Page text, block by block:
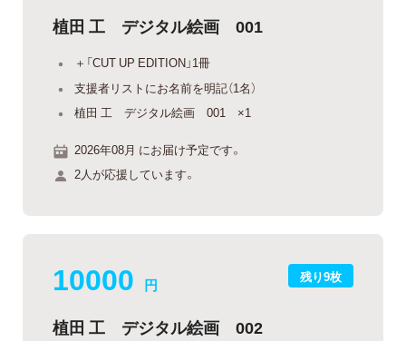
植田 工 デジタル絵画 001
＋「CUT UP EDITION」1冊
支援者リストにお名前を明記（1名）
植田 工 デジタル絵画 001 ×1
2026年08月 にお届け予定です。
2人が応援しています。
残り9枚
10000 円
植田 工 デジタル絵画 002